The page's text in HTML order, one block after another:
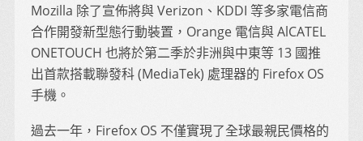
Mozilla 除了宣佈將與 Verizon、KDDI 等多家電信商
合作開發新型態行動裝置，Orange 電信與 AlCATEL
ONETOUCH 也將於第二季於非洲與中東等 13 國推
出首款搭載聯發科 (MediaTek) 處理器的 Firefox OS
手機。
過去一年，Firefox OS 不僅實現了全球最親民價格的